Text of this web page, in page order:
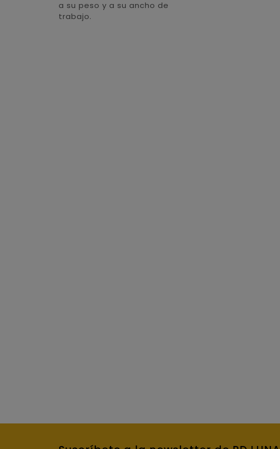
a su peso y a su ancho de
trabajo.